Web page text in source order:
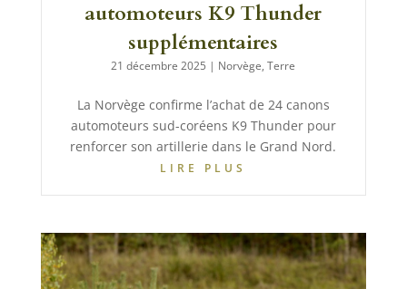
automoteurs K9 Thunder
supplémentaires
21 décembre 2025 | Norvège,Terre
La Norvège confirme l’achat de 24 canons
automoteurs sud-coréens K9 Thunder pour
renforcer son artillerie dans le Grand Nord.
LIRE PLUS